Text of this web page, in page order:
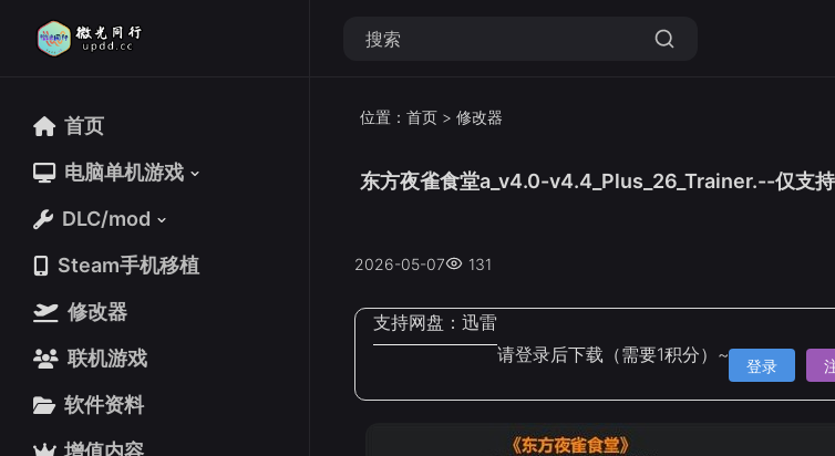
首页
电脑单机游戏
DLC/mod
Steam手机移植
修改器
联机游戏
软件资料
增值内容
首页
电脑单机游戏
DLC/mod
Steam手机移植
修改器
联机游戏
软件资料
增值内容
位置： 首页 > 修改器
东方夜雀食堂a_v4.0-v4.4_Plus_26_Trainer.--仅支
2026-05-07 131
支持网盘： 迅雷
请登录后下载（需要1积分）~
登录